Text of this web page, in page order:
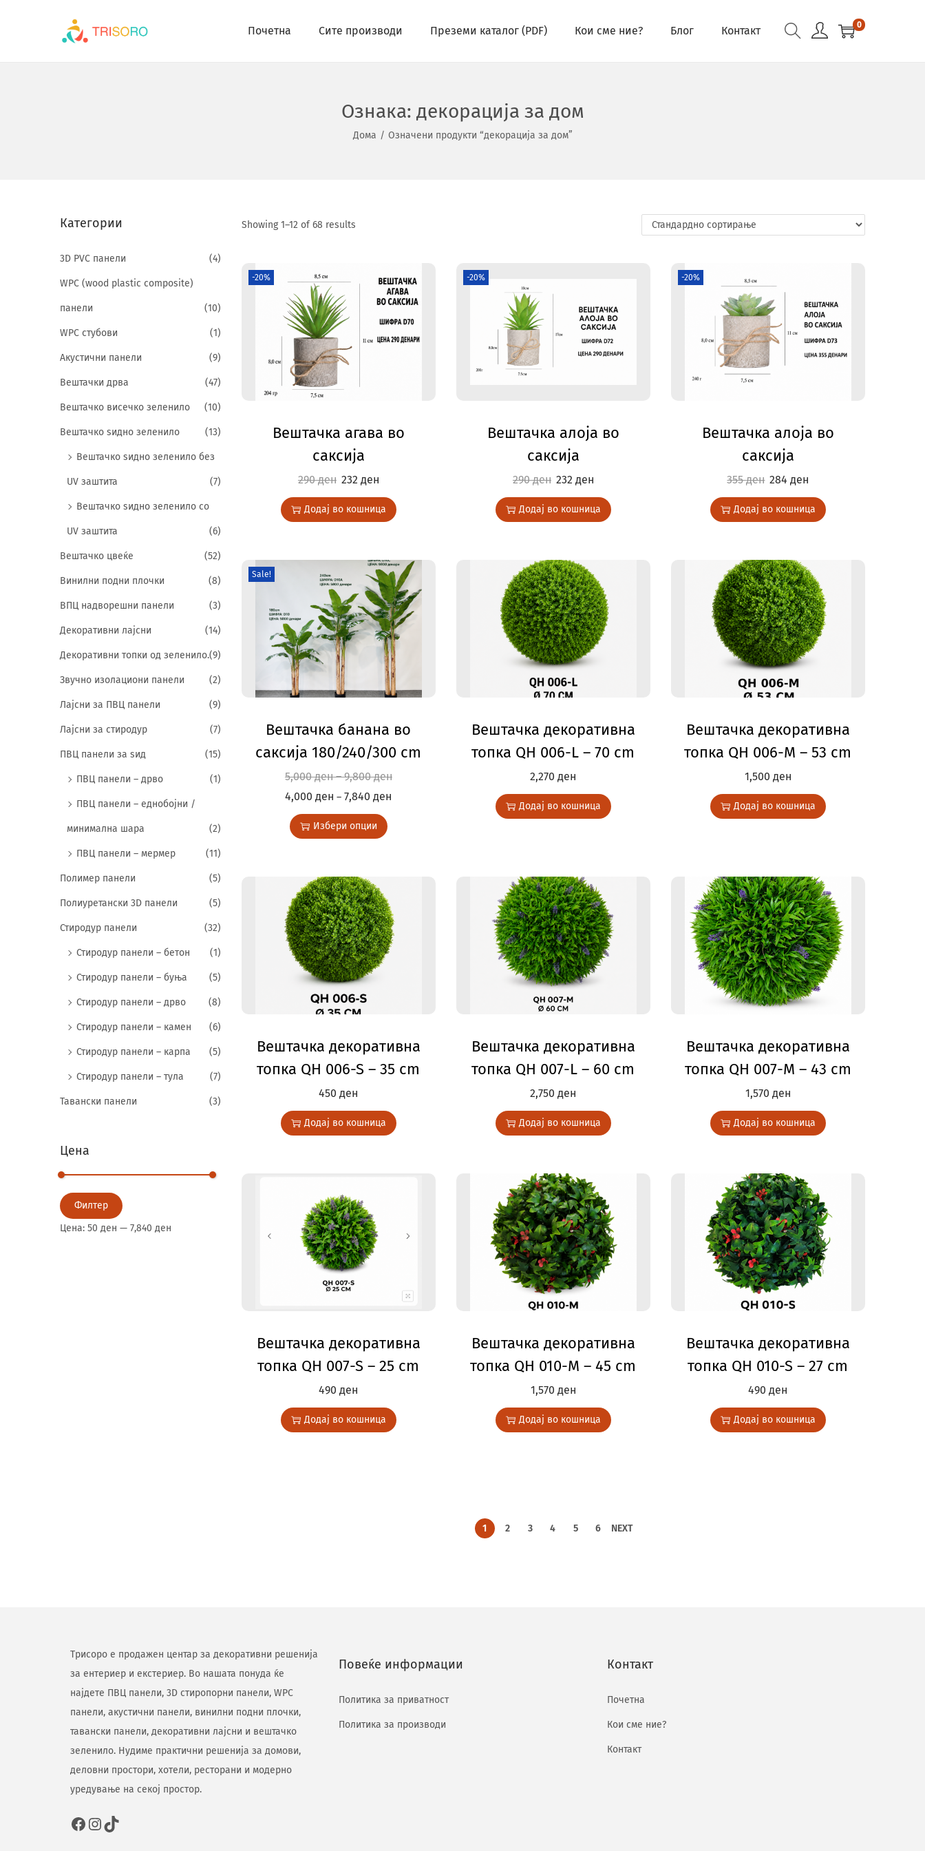
Почетна Сите производи Преземи каталог (PDF) Кои сме ние? Блог Контакт 0
Ознака: декорација за дом
Дома / Означени продукти “декорација за дом”
Showing 1–12 of 68 results
-20%
Вештачка агава во
саксија
290ден 232 ден
Додај во кошница
-20%
Вештачка алоја во
саксија
290ден 232 ден
Додај во кошница
-20%
Вештачка алоја во
саксија
355ден 284ден
Додај во кошница
Sale!
Вештачка банана во
саксија 180/240/300 cm
5,000ден–9,800ден
4,000ден –7,840ден
Избери опции
Вештачка декоративна
топка QH 006-L – 70 cm
2,270ден
Додај во кошница
Вештачка декоративна
топка QH 006-M – 53 cm
1,500 ден
Додај во кошница
Вештачка декоративна
топка QH 006-S – 35 cm
450ден
Додај во кошница
Вештачка декоративна
топка QH 007-L – 60 cm
2,750ден
Додај во кошница
Вештачка декоративна
топка QH 007-M – 43 cm
1,570 ден
Додај во кошница
Вештачка декоративна
топка QH 007-S – 25 cm
490ден
Додај во кошница
Вештачка декоративна
топка QH 010-M – 45 cm
1,570 ден
Додај во кошница
Вештачка декоративна
топка QH 010-S – 27 cm
490ден
Додај во кошница
1 2 3 4 5 6 NEXT
Категории
3D PVC панели (4)
WPC (wood plastic composite)
панели (10)
WPC стубови (1)
Акустични панели (9)
Вештачки дрва (47)
Вештачко висечко зеленило (10)
Вештачко ѕидно зеленило (13)
Вештачко ѕидно зеленило без
UV заштита (7)
Вештачко ѕидно зеленило со
UV заштита (6)
Вештачко цвеќе (52)
Винилни подни плочки (8)
ВПЦ надворешни панели (3)
Декоративни лајсни (14)
Декоративни топки од зеленило.(9)
Звучно изолациони панели (2)
Лајсни за ПВЦ панели (9)
Лајсни за стиродур (7)
ПВЦ панели за ѕид (15)
ПВЦ панели – дрво (1)
ПВЦ панели – еднобојни /
минимална шара (2)
ПВЦ панели – мермер (11)
Полимер панели (5)
Полиуретански 3D панели (5)
Стиродур панели (32)
Стиродур панели – бетон (1)
Стиродур панели – буња (5)
Стиродур панели – дрво (8)
Стиродур панели – камен (6)
Стиродур панели – карпа (5)
Стиродур панели – тула (7)
Тавански панели (3)
Цена
Филтер
Цена: 50 ден — 7,840 ден
Трисоро е продажен центар за декоративни решенија
за ентериер и екстериер. Во нашата понуда ќе
најдете ПВЦ панели, 3D стиропорни панели, WPC
панели, акустични панели, винилни подни плочки,
тавански панели, декоративни лајсни и вештачко
зеленило. Нудиме практични решенија за домови,
деловни простори, хотели, ресторани и модерно
уредување на секој простор.
Повеќе информации
Политика за приватност
Политика за производи
Контакт
Почетна
Кои сме ние?
Контакт